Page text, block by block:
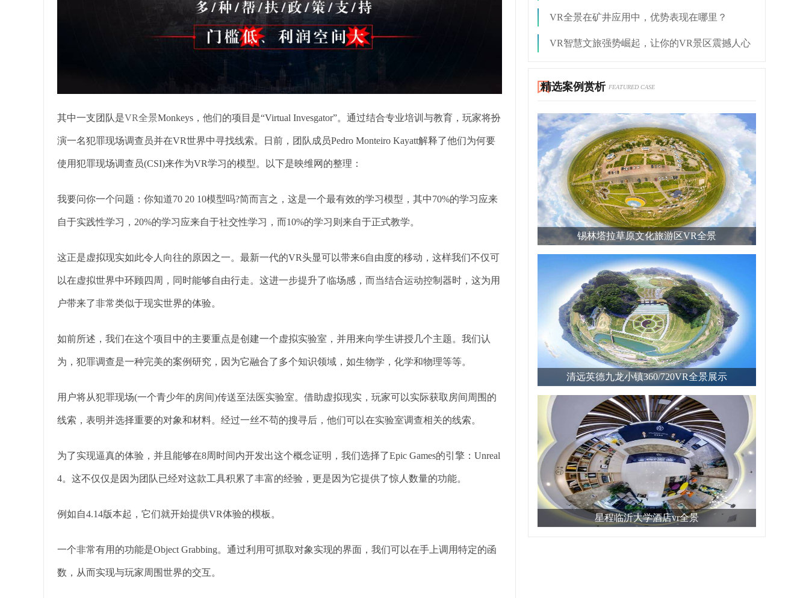
其中一支团队是VR全景Monkeys，他们的项目是“Virtual Invesgator”。通过结合专业培训与教育，玩家将扮
演一名犯罪现场调查员并在VR世界中寻找线索。日前，团队成员Pedro Monteiro Kayatt解释了他们为何要
使用犯罪现场调查员(CSI)来作为VR学习的模型。以下是映维网的整理：
我要问你一个问题：你知道70 20 10模型吗?简而言之，这是一个最有效的学习模型，其中70%的学习应来
自于实践性学习，20%的学习应来自于社交性学习，而10%的学习则来自于正式教学。
这正是虚拟现实如此令人向往的原因之一。最新一代的VR头显可以带来6自由度的移动，这样我们不仅可
以在虚拟世界中环顾四周，同时能够自由行走。这进一步提升了临场感，而当结合运动控制器时，这为用
户带来了非常类似于现实世界的体验。
如前所述，我们在这个项目中的主要重点是创建一个虚拟实验室，并用来向学生讲授几个主题。我们认
为，犯罪调查是一种完美的案例研究，因为它融合了多个知识领域，如生物学，化学和物理等等。
用户将从犯罪现场(一个青少年的房间)传送至法医实验室。借助虚拟现实，玩家可以实际获取房间周围的
线索，表明并选择重要的对象和材料。经过一丝不苟的搜寻后，他们可以在实验室调查相关的线索。
为了实现逼真的体验，并且能够在8周时间内开发出这个概念证明，我们选择了Epic Games的引擎：Unreal
4。这不仅仅是因为团队已经对这款工具积累了丰富的经验，更是因为它提供了惊人数量的功能。
例如自4.14版本起，它们就开始提供VR体验的模板。
一个非常有用的功能是Object Grabbing。通过利用可抓取对象实现的界面，我们可以在手上调用特定的函
数，从而实现与玩家周围世界的交互。
VR全景在矿井应用中，优势表现在哪里？
VR智慧文旅强势崛起，让你的VR景区震撼人心
精选案例赏析 FEATURED CASE
锡林塔拉草原文化旅游区VR全景
清远英德九龙小镇360/720VR全景展示
星程临沂大学酒店vr全景